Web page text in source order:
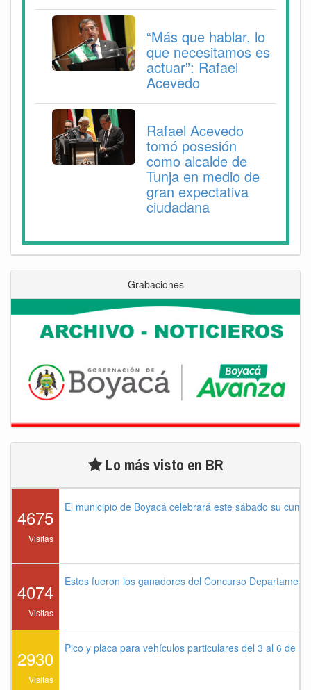
“Más que hablar, lo
que necesitamos es
actuar”: Rafael
Acevedo
Rafael Acevedo
tomó posesión
como alcalde de
Tunja en medio de
gran expectativa
ciudadana
Grabaciones
Lo más visto en BR
4675
Visitas
El municipio de Boyacá celebrará este sábado su
4074
Visitas
Estos fueron los ganadores del Concurso
2930
Visitas
Pico y placa para vehículos particulares del 3 al 6 de